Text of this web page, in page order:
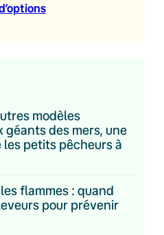
s
modèles
géants des mers, une
petits pêcheurs à
flammes : quand
pour prévenir